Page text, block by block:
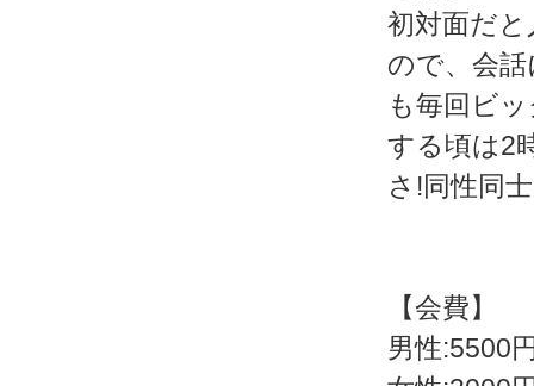
初対面だ
ので、会
も毎回ビ
する頃は2
さ!同性同
【会費】
男性:5500